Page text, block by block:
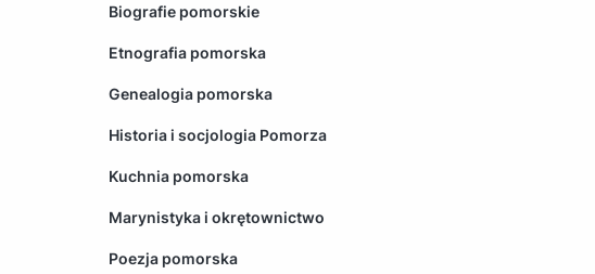
Biografie pomorskie
Etnografia pomorska
Genealogia pomorska
Historia i socjologia Pomorza
Kuchnia pomorska
Marynistyka i okrętownictwo
Poezja pomorska